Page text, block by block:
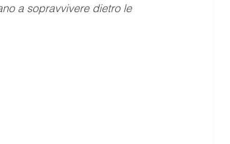
a sopravvivere dietro le